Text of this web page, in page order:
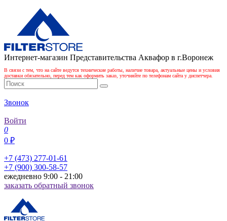
Интернет-магазин Представительства Аквафор в г.Воронеж
В связи с тем, что на сайте ведутся технические работы, наличие товара, актуальные цены и условия
доставки обязательно, перед тем как оформить заказ, уточняйте по телефонам сайта у диспетчера.
Звонок
Войти
0
0 ₽
+7 (473) 277-01-61
+7 (900) 300-58-57
ежедневно 9:00 - 21:00
заказать обратный звонок